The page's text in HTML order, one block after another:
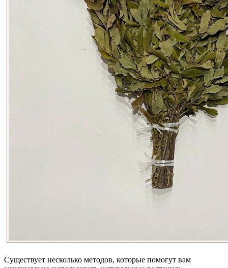
Существует несколько методов, которые помогут вам